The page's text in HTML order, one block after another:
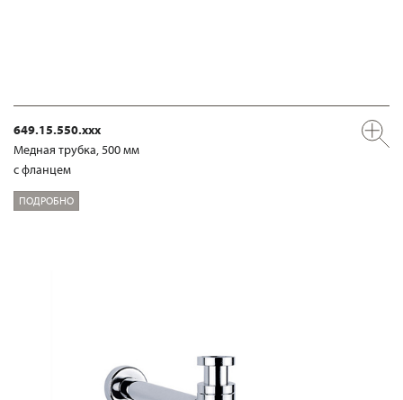
649.15.550.xxx
Медная трубка, 500 мм
с фланцем
ПОДРОБНО